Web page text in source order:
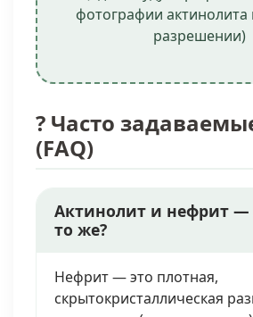
фотографии
разрешении)
? Часто
(FAQ)
Актинолит и нефрит —
то же?
Нефрит — это плотная,
скрытокристаллическая